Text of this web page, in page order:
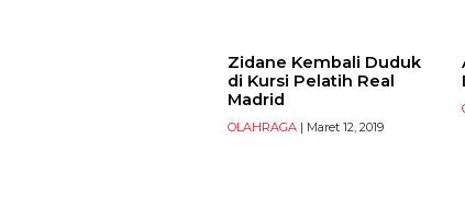
Zidane Kembali Duduk
di Kursi Pelatih Real
Madrid
OLAHRAGA | Maret 12, 2019